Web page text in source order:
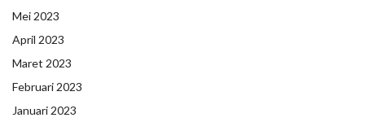
Mei 2023
April 2023
Maret 2023
Februari 2023
Januari 2023